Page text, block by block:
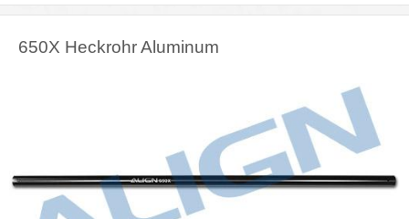
650X Heckrohr Aluminum